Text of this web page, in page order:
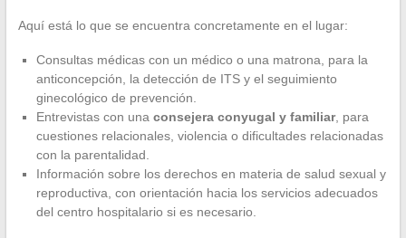
Aquí está lo que se encuentra concretamente en el lugar:
Consultas médicas con un médico o una matrona, para la
anticoncepción, la detección de ITS y el seguimiento
ginecológico de prevención.
Entrevistas con una consejera conyugal y familiar, para
cuestiones relacionales, violencia o dificultades relacionadas
con la parentalidad.
Información sobre los derechos en materia de salud sexual y
reproductiva, con orientación hacia los servicios adecuados
del centro hospitalario si es necesario.